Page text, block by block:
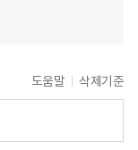
도움말 삭제기준